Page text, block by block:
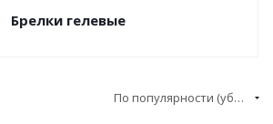
Брелки гелевые
По популярности (убывание)